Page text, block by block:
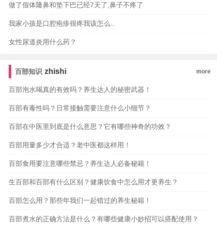
做了假体隆鼻和垫下巴已经7天了,鼻子不疼了
我家小孩是口腔疱疹很疼我该怎么..
女性尿道炎用什么药？
百部知识 zhishi more
百部泡水喝真的有效吗？养生达人的秘密武器！
百部有毒性吗？日常接触需要注意什么小细节？
百部在中医里到底是什么意思？它有哪些神奇的功效？
百部用量多少才合适？老中医都这样用！
百部食用要注意哪些禁忌？养生达人必备秘籍！
生百部和百部有什么区别？健康饮食中怎么用才更养生？
百部怎么用？那些年我们一起错过的养生秘籍！
百部煮水的正确方法是什么？有哪些健康小妙招可以搭配使用？